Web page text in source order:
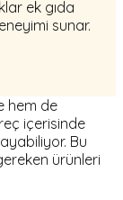
ek gıda
sunar.
hem de
içerisinde
Bu
ürünleri